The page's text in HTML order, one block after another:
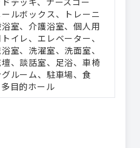
ールボックス
トレーニ
室 介護浴室
個人用
イレ
エレベーター
室 洗濯室
洗面室
談話室 足浴
車椅
ルーム 駐車場
食
多目的ホール